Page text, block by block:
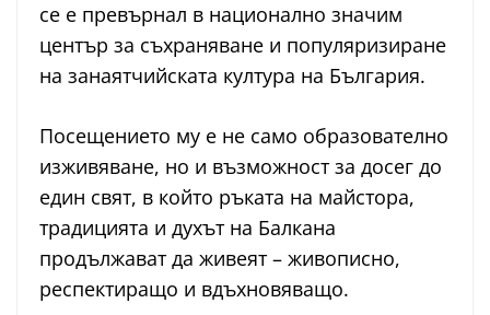
се е превърнал в национално значим
център за съхраняване и популяризиране
на занаятчийската култура на България.
Посещението му е не само образователно
изживяване, но и възможност за досег до
един свят, в който ръката на майстора,
традицията и духът на Балкана
продължават да живеят – живописно,
респектиращо и вдъхновяващо.